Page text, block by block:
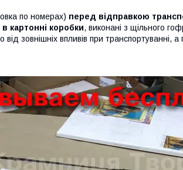
по номерах) перед відправкою
в картонні коробки, виконані з щільного
зовнішніх впливів при транспортуванні,